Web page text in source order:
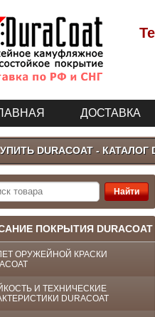
ДОСТАВКА
DURACOAT - КАТАЛОГ
ПОКРЫТИЯ DURACOAT
ОРУЖЕЙНОЙ КРАСКИ
И ТЕХНИЧЕСКИЕ
DURACOAT